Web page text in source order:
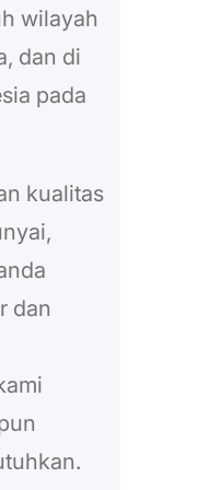
wilayah
dan di
pada
kualitas
dan